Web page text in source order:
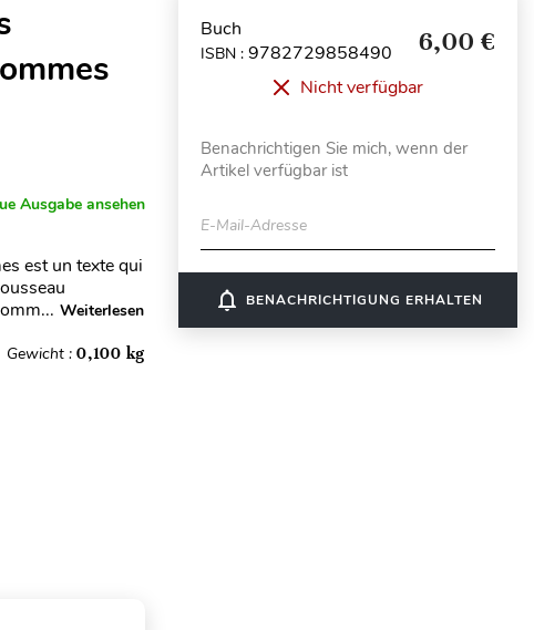
Ausgabe ansehen
est un texte qui
Weiterlesen
Gewicht :0,100 kg
Buch
ISBN : 9782729858490 6,00 €
Nicht verfügbar
Benachrichtigen Sie mich, wenn der
Artikel verfügbar ist
E-Mail-Adresse
notifications_none BENACHRICHTIGUNG ERHALTEN